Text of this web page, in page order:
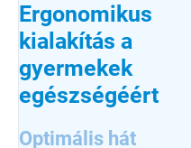
Ergonomikus
kialakítás a
gyermekek
egészségéért
Optimális hát